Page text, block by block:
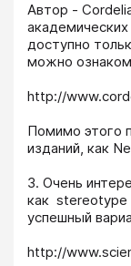
Автор -
доступно
можно
http://
Помимо этого
изданий, как
3. Очень
как
успешный
http://